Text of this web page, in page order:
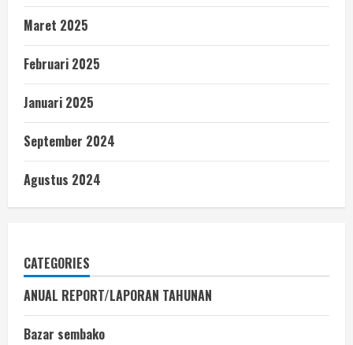
Maret 2025
Februari 2025
Januari 2025
September 2024
Agustus 2024
CATEGORIES
ANUAL REPORT/LAPORAN TAHUNAN
Bazar sembako